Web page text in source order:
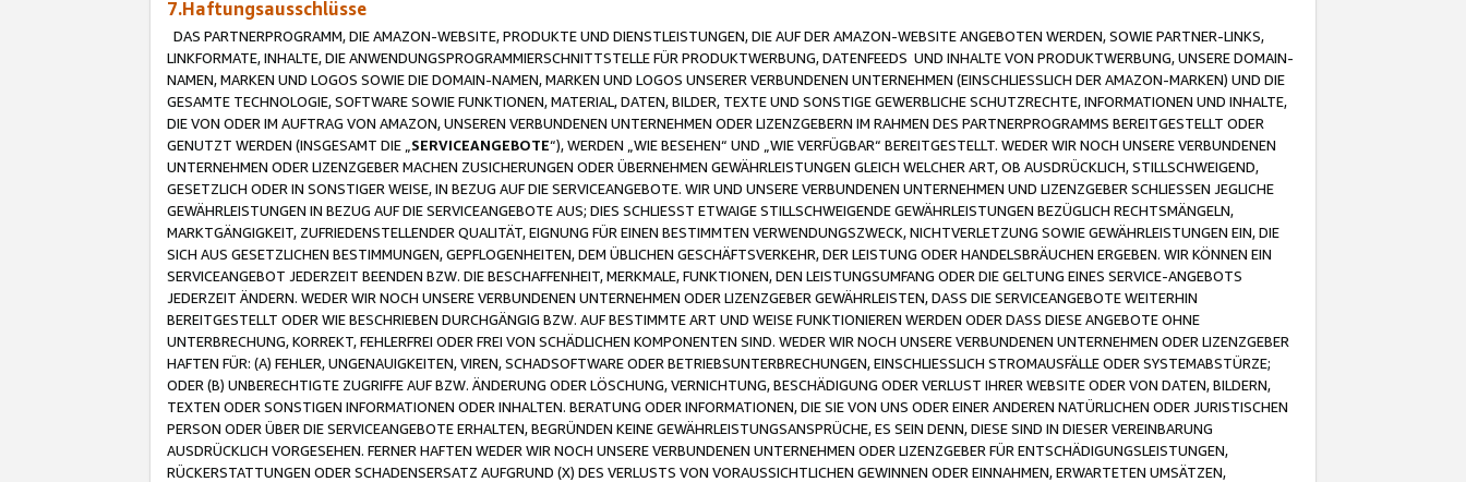
7.Haftungsausschlüsse
DAS PARTNERPROGRAMM, DIE AMAZON-WEBSITE, PRODUKTE UND DIENSTLEISTUNGEN, DIE AUF DER AMAZON-WEBSITE ANGEBOTEN WERDEN, SOWIE PARTNER-LINKS,
LINKFORMATE, INHALTE, DIE ANWENDUNGSPROGRAMMIERSCHNITTSTELLE FÜR PRODUKTWERBUNG, DATENFEEDS UND INHALTE VON PRODUKTWERBUNG, UNSERE DOMAIN-
NAMEN, MARKEN UND LOGOS SOWIE DIE DOMAIN-NAMEN, MARKEN UND LOGOS UNSERER VERBUNDENEN UNTERNEHMEN (EINSCHLIESSLICH DER AMAZON-MARKEN) UND DIE
GESAMTE TECHNOLOGIE, SOFTWARE SOWIE FUNKTIONEN, MATERIAL, DATEN, BILDER, TEXTE UND SONSTIGE GEWERBLICHE SCHUTZRECHTE, INFORMATIONEN UND INHALTE,
DIE VON ODER IM AUFTRAG VON AMAZON, UNSEREN VERBUNDENEN UNTERNEHMEN ODER LIZENZGEBERN IM RAHMEN DES PARTNERPROGRAMMS BEREITGESTELLT ODER
GENUTZT WERDEN (INSGESAMT DIE „ SERVICEANGEBOTE“), WERDEN „WIE BESEHEN“ UND „WIE VERFÜGBAR“ BEREITGESTELLT. WEDER WIR NOCH UNSERE VERBUNDENEN
UNTERNEHMEN ODER LIZENZGEBER MACHEN ZUSICHERUNGEN ODER ÜBERNEHMEN GEWÄHRLEISTUNGEN GLEICH WELCHER ART, OB AUSDRÜCKLICH, STILLSCHWEIGEND,
GESETZLICH ODER IN SONSTIGER WEISE, IN BEZUG AUF DIE SERVICEANGEBOTE. WIR UND UNSERE VERBUNDENEN UNTERNEHMEN UND LIZENZGEBER SCHLIESSEN JEGLICHE
GEWÄHRLEISTUNGEN IN BEZUG AUF DIE SERVICEANGEBOTE AUS; DIES SCHLIESST ETWAIGE STILLSCHWEIGENDE GEWÄHRLEISTUNGEN BEZÜGLICH RECHTSMÄNGELN,
MARKTGÄNGIGKEIT, ZUFRIEDENSTELLENDER QUALITÄT, EIGNUNG FÜR EINEN BESTIMMTEN VERWENDUNGSZWECK, NICHTVERLETZUNG SOWIE GEWÄHRLEISTUNGEN EIN, DIE
SICH AUS GESETZLICHEN BESTIMMUNGEN, GEPFLOGENHEITEN, DEM ÜBLICHEN GESCHÄFTSVERKEHR, DER LEISTUNG ODER HANDELSBRÄUCHEN ERGEBEN. WIR KÖNNEN EIN
SERVICEANGEBOT JEDERZEIT BEENDEN BZW. DIE BESCHAFFENHEIT, MERKMALE, FUNKTIONEN, DEN LEISTUNGSUMFANG ODER DIE GELTUNG EINES SERVICE-ANGEBOTS
JEDERZEIT ÄNDERN. WEDER WIR NOCH UNSERE VERBUNDENEN UNTERNEHMEN ODER LIZENZGEBER GEWÄHRLEISTEN, DASS DIE SERVICEANGEBOTE WEITERHIN
BEREITGESTELLT ODER WIE BESCHRIEBEN DURCHGÄNGIG BZW. AUF BESTIMMTE ART UND WEISE FUNKTIONIEREN WERDEN ODER DASS DIESE ANGEBOTE OHNE
UNTERBRECHUNG, KORREKT, FEHLERFREI ODER FREI VON SCHÄDLICHEN KOMPONENTEN SIND. WEDER WIR NOCH UNSERE VERBUNDENEN UNTERNEHMEN ODER LIZENZGEBER
HAFTEN FÜR: (A) FEHLER, UNGENAUIGKEITEN, VIREN, SCHADSOFTWARE ODER BETRIEBSUNTERBRECHUNGEN, EINSCHLIESSLICH STROMAUSFÄLLE ODER SYSTEMABSTÜRZE;
ODER (B) UNBERECHTIGTE ZUGRIFFE AUF BZW. ÄNDERUNG ODER LÖSCHUNG, VERNICHTUNG, BESCHÄDIGUNG ODER VERLUST IHRER WEBSITE ODER VON DATEN, BILDERN,
TEXTEN ODER SONSTIGEN INFORMATIONEN ODER INHALTEN. BERATUNG ODER INFORMATIONEN, DIE SIE VON UNS ODER EINER ANDEREN NATÜRLICHEN ODER JURISTISCHEN
PERSON ODER ÜBER DIE SERVICEANGEBOTE ERHALTEN, BEGRÜNDEN KEINE GEWÄHRLEISTUNGSANSPRÜCHE, ES SEIN DENN, DIESE SIND IN DIESER VEREINBARUNG
AUSDRÜCKLICH VORGESEHEN. FERNER HAFTEN WEDER WIR NOCH UNSERE VERBUNDENEN UNTERNEHMEN ODER LIZENZGEBER FÜR ENTSCHÄDIGUNGSLEISTUNGEN,
RÜCKERSTATTUNGEN ODER SCHADENSERSATZ AUFGRUND (X) DES VERLUSTS VON VORAUSSICHTLICHEN GEWINNEN ODER EINNAHMEN, ERWARTETEN UMSÄTZEN,